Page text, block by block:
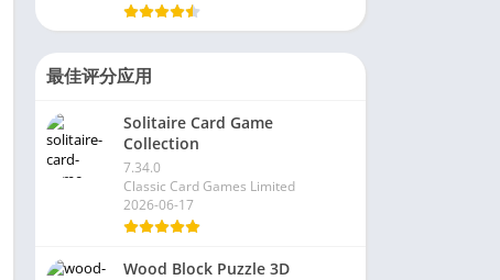
最佳评分应用
Solitaire Card Game
Collection
7.34.0
Classic Card Games Limited
2026-06-17
Wood Block Puzzle 3D